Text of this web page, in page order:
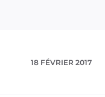
18 FÉVRIER 2017